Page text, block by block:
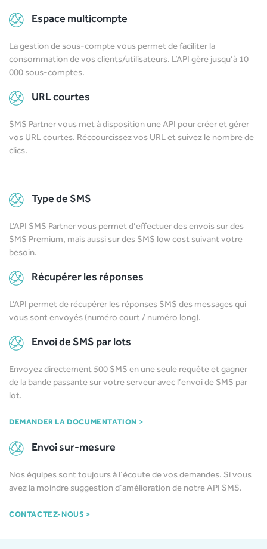
Espace multicompte
La gestion de sous-compte vous permet de faciliter la
consommation de vos clients/utilisateurs. L’API gère jusqu’à 10
000 sous-comptes.
URL courtes
SMS Partner vous met à disposition une API pour créer et gérer
vos URL courtes. Réccourcissez vos URL et suivez le nombre de
clics.
Type de SMS
L’API SMS Partner vous permet d’effectuer des envois sur des
SMS Premium, mais aussi sur des SMS low cost suivant votre
besoin.
Récupérer les réponses
L’API permet de récupérer les réponses SMS des messages qui
vous sont envoyés (numéro court / numéro long).
Envoi de SMS par lots
Envoyez directement 500 SMS en une seule requête et gagner
de la bande passante sur votre serveur avec l’envoi de SMS par
lot.
DEMANDER LA DOCUMENTATION >
Envoi sur-mesure
Nos équipes sont toujours à l’écoute de vos demandes. Si vous
avez la moindre suggestion d’amélioration de notre API SMS.
CONTACTEZ-NOUS >